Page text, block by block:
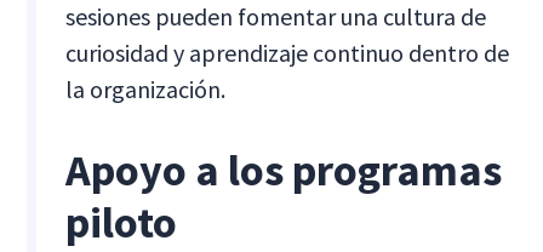
sesiones pueden fomentar una cultura de
curiosidad y aprendizaje continuo dentro de
la organización.
Apoyo a los programas
piloto